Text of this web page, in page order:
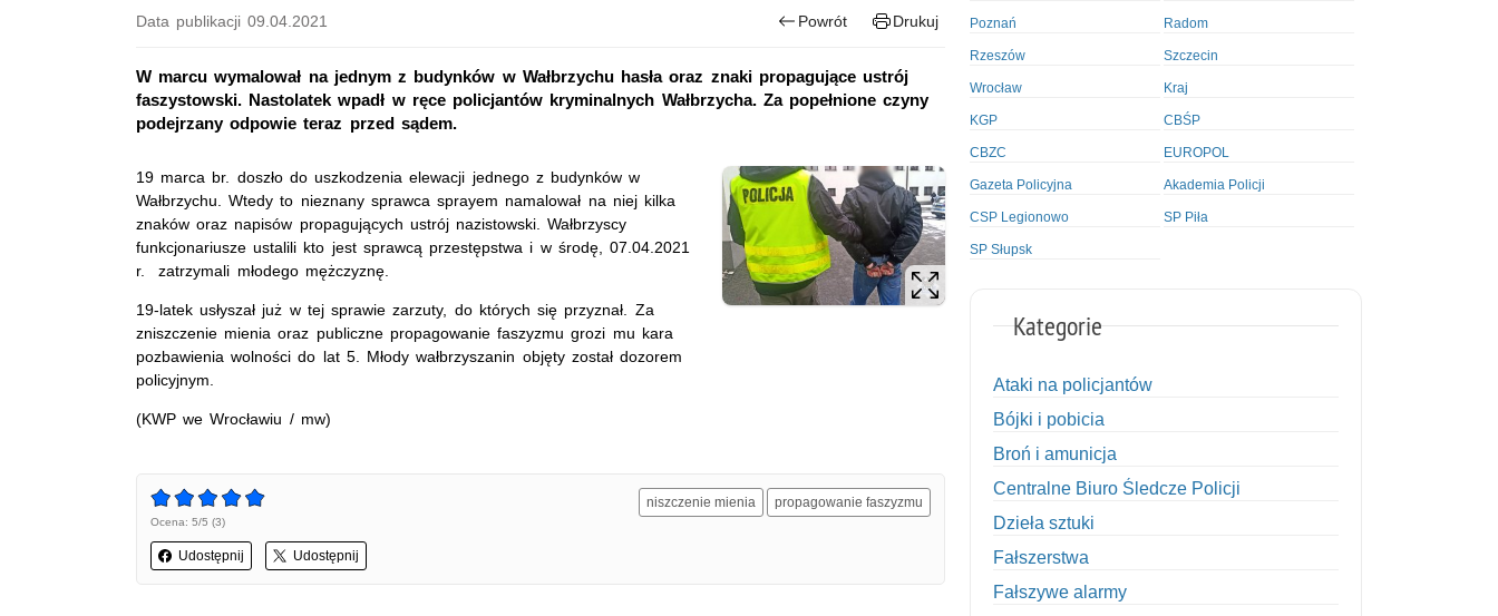
Data publikacji 09.04.2021 Powrót Drukuj
W marcu wymalował na jednym z budynków w Wałbrzychu hasła oraz znaki propagujące ustrój
faszystowski. Nastolatek wpadł w ręce policjantów kryminalnych Wałbrzycha. Za popełnione czyny
podejrzany odpowie teraz przed sądem.
19 marca br. doszło do uszkodzenia elewacji jednego z budynków w
Wałbrzychu. Wtedy to nieznany sprawca sprayem namalował na niej kilka
znaków oraz napisów propagujących ustrój nazistowski. Wałbrzyscy
funkcjonariusze ustalili kto jest sprawcą przestępstwa i w środę, 07.04.2021
r. zatrzymali młodego mężczyznę.
19-latek usłyszał już w tej sprawie zarzuty, do których się przyznał. Za
zniszczenie mienia oraz publiczne propagowanie faszyzmu grozi mu kara
pozbawienia wolności do lat 5. Młody wałbrzyszanin objęty został dozorem
policyjnym.
(KWP we Wrocławiu / mw)
Ocena: 5/5 (3)
Udostępnij Udostępnij
niszczenie mienia propagowanie faszyzmu
Poznań Radom
Rzeszów Szczecin
Wrocław Kraj
KGP CBŚP
CBZC EUROPOL
Gazeta Policyjna Akademia Policji
CSP Legionowo SP Piła
SP Słupsk
Kategorie
Ataki na policjantów
Bójki i pobicia
Broń i amunicja
Centralne Biuro Śledcze Policji
Dzieła sztuki
Fałszerstwa
Fałszywe alarmy